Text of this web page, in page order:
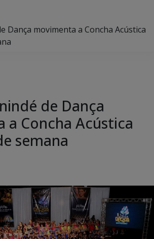
Dança movimenta a Concha Acústica
de Dança
a Concha Acústica
semana